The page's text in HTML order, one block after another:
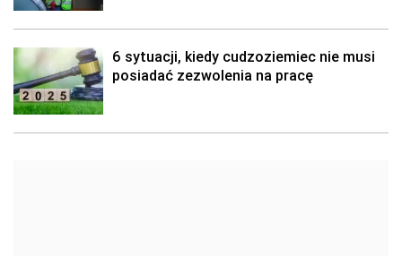
6 sytuacji, kiedy cudzoziemiec nie musi
posiadać zezwolenia na pracę